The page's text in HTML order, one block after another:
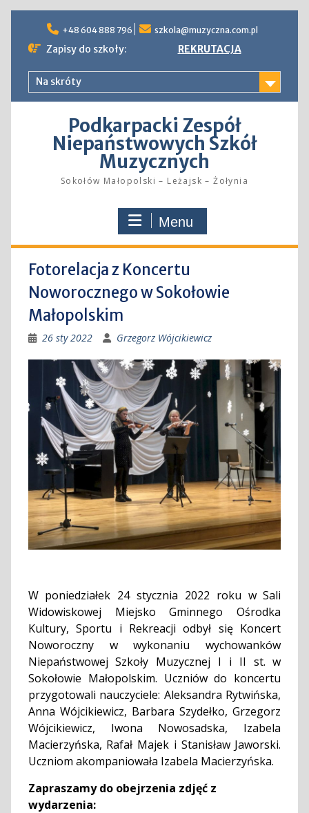
content
+48 604 888 796 szkola@muzyczna.com.pl
Zapisy do szkoły: REKRUTACJA
Na skróty
Podkarpacki Zespół
Niepaństwowych Szkół
Muzycznych
Sokołów Małopolski – Leżajsk – Żołynia
Menu
Fotorelacja z Koncertu
Noworocznego w Sokołowie
Małopolskim
26 sty 2022 Grzegorz Wójcikiewicz
W poniedziałek 24 stycznia 2022 roku w Sali
Widowiskowej Miejsko Gminnego Ośrodka
Kultury, Sportu i Rekreacji odbył się Koncert
Noworoczny w wykonaniu wychowanków
Niepaństwowej Szkoły Muzycznej I i II st. w
Sokołowie Małopolskim. Uczniów do koncertu
przygotowali nauczyciele: Aleksandra Rytwińska,
Anna Wójcikiewicz, Barbara Szydełko, Grzegorz
Wójcikiewicz, Iwona Nowosadska, Izabela
Macierzyńska, Rafał Majek i Stanisław Jaworski.
Uczniom akompaniowała Izabela Macierzyńska.
Zapraszamy do obejrzenia zdjęć z
wydarzenia: